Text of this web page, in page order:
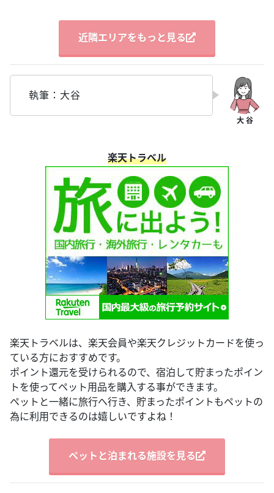
近隣エリアをもっと見る
執筆：大谷
楽天トラベル
楽天トラベルは、楽天会員や楽天クレジットカードを使っ
ている方におすすめです。
ポイント還元を受けられるので、宿泊して貯まったポイン
トを使ってペット用品を購入する事ができます。
ペットと一緒に旅行へ行き、貯まったポイントもペットの
為に利用できるのは嬉しいですよね！
ペットと泊まれる施設を見る